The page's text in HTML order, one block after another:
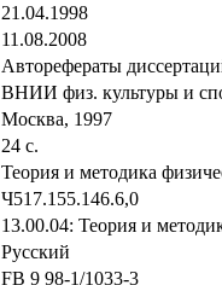
21.04.1998
11.08.2008
Авторефераты
ВНИИ физ. культуры и
Москва, 1997
24 с.
Теория и методика
Ч517.155.146.6,0
13.00.04: Теория и
Русский
FB 9 98-1/1033-3